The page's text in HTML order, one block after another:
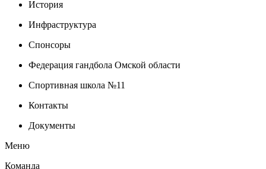
История
Инфраструктура
Спонсоры
Федерация гандбола Омской области
Спортивная школа №11
Контакты
Документы
Меню
Команда